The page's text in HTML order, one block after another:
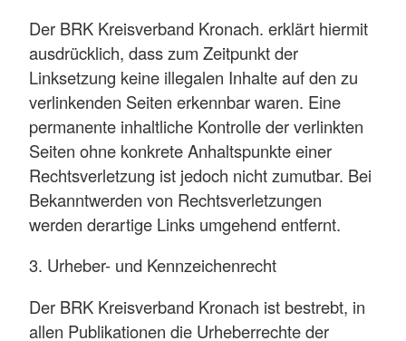
Der BRK Kreisverband Kronach. erklärt hiermit
ausdrücklich, dass zum Zeitpunkt der
Linksetzung keine illegalen Inhalte auf den zu
verlinkenden Seiten erkennbar waren. Eine
permanente inhaltliche Kontrolle der verlinkten
Seiten ohne konkrete Anhaltspunkte einer
Rechtsverletzung ist jedoch nicht zumutbar. Bei
Bekanntwerden von Rechtsverletzungen
werden derartige Links umgehend entfernt.
3. Urheber- und Kennzeichenrecht
Der BRK Kreisverband Kronach ist bestrebt, in
allen Publikationen die Urheberrechte der